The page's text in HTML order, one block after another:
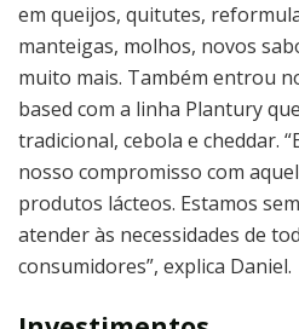
em queijos, quitutes,
manteigas, molhos, novos
muito mais. Também entrou
based com a linha Plantury
tradicional, cebola e cheddar.
nosso compromisso com
produtos lácteos. Estamos
atender às necessidades de
consumidores”, explica Daniel.